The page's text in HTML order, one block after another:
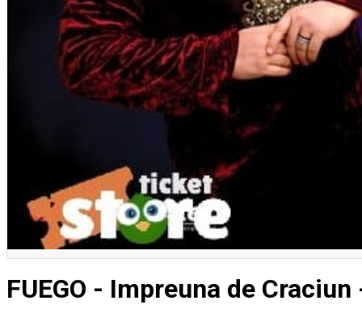
English
FUEGO - Impreuna de Craciun